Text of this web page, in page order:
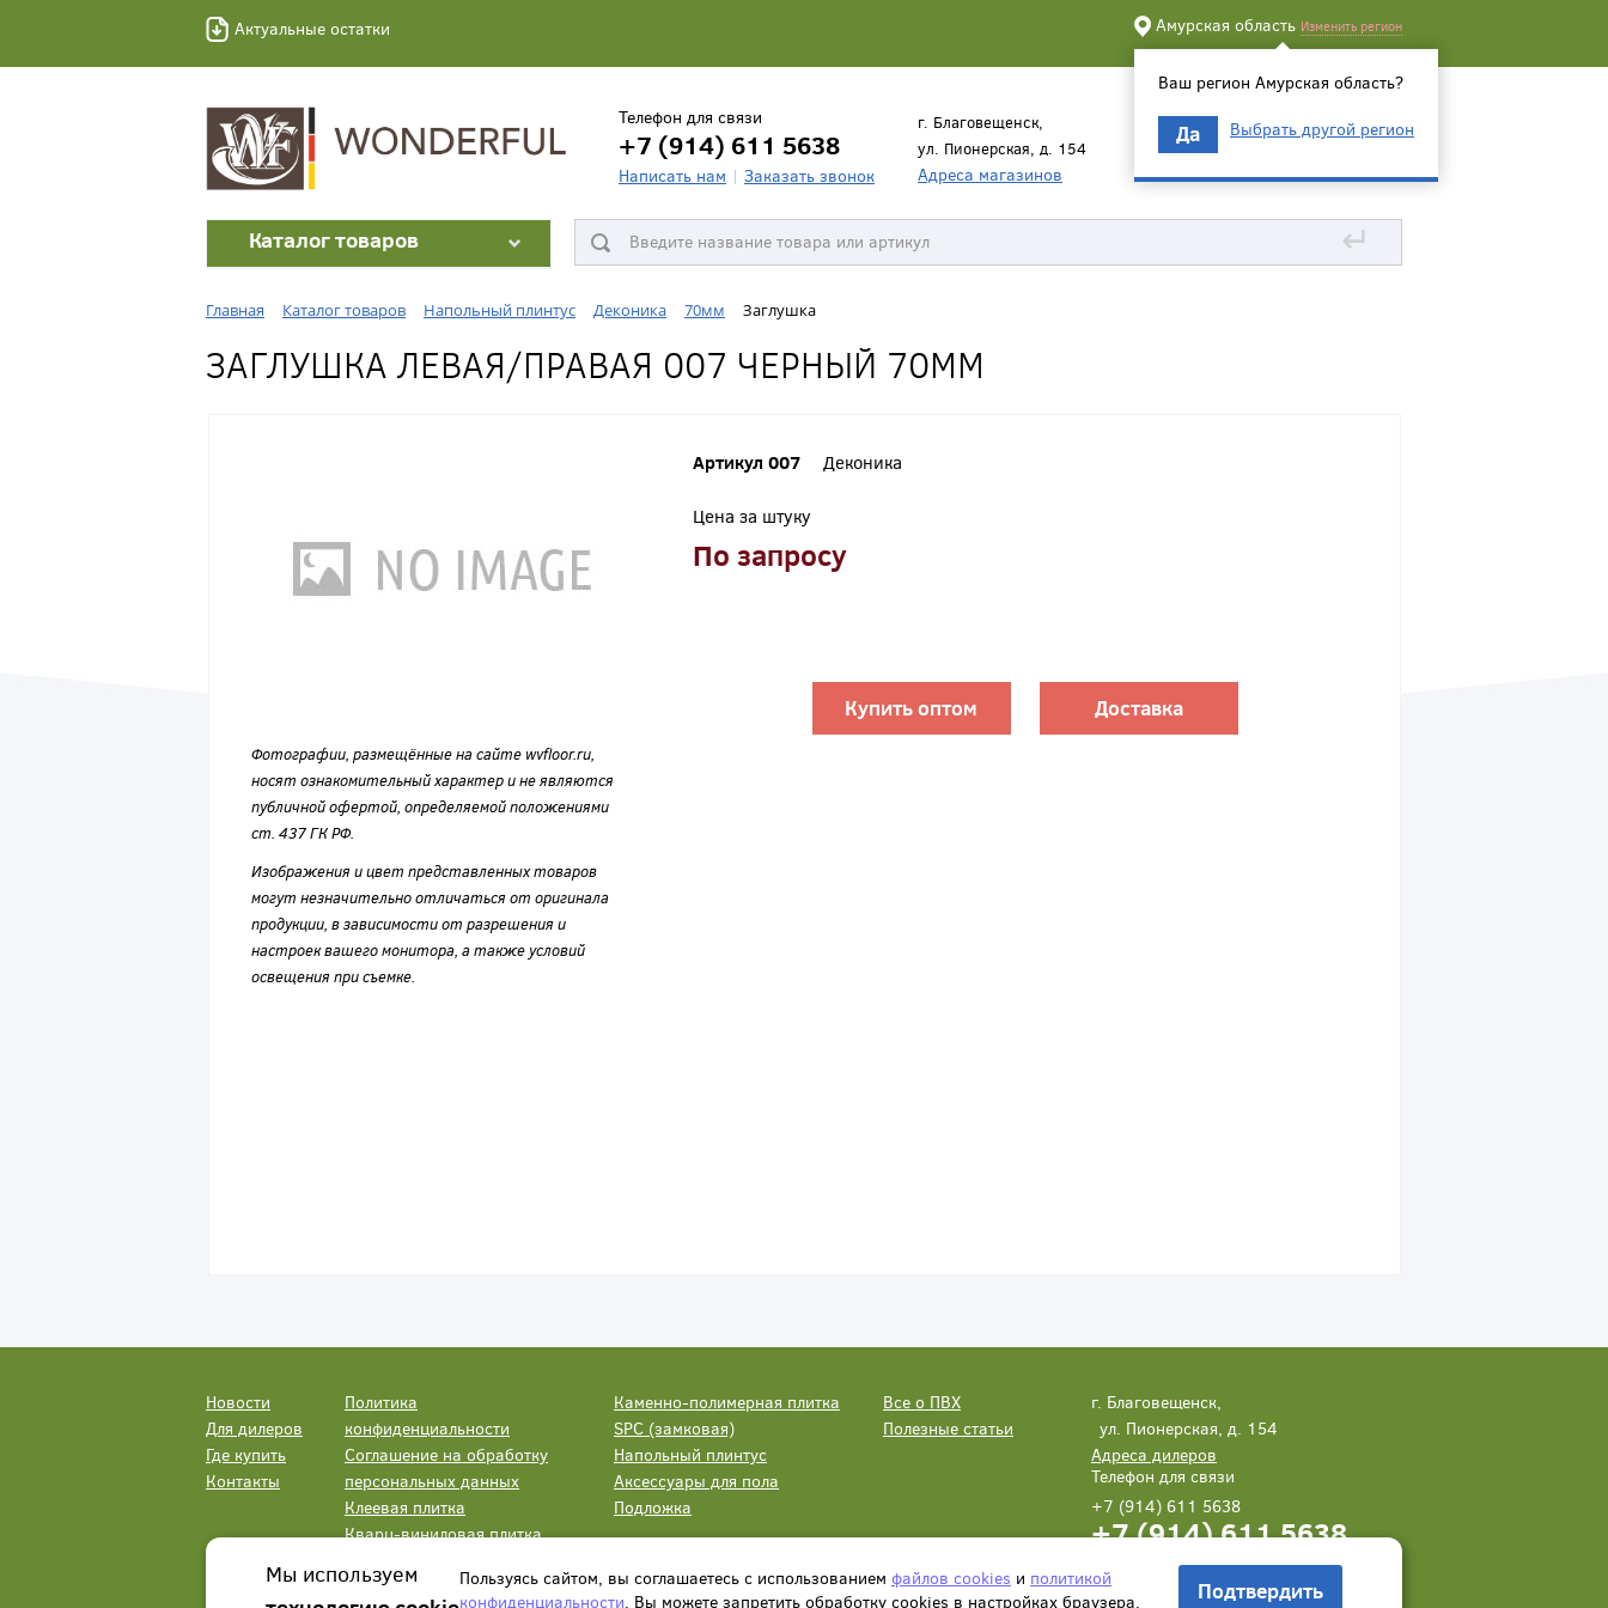
Актуальные остатки Амурская область Изменить регион
Ваш регион Амурская область?
Да Выбрать другой регион
Телефон для связи
+7 (914) 611 5638
Написать нам Заказать звонок
г. Благовещенск,
ул. Пионерская, д. 154
Адреса магазинов
Каталог товаров ↵
Главная Каталог товаров Напольный плинтус Деконика 70мм Заглушка
ЗАГЛУШКА ЛЕВАЯ/ПРАВАЯ 007 ЧЕРНЫЙ 70ММ
Фотографии, размещённые на сайте wvfloor.ru,
носят ознакомительный характер и не являются
публичной офертой, определяемой положениями
ст. 437 ГК РФ.
Изображения и цвет представленных товаров
могут незначительно отличаться от оригинала
продукции, в зависимости от разрешения и
настроек вашего монитора, а также условий
освещения при съемке.
Артикул 007 Деконика
Цена за штуку
По запросу
Купить оптом Доставка
Новости
Для дилеров
Где купить
Контакты
Политика
конфиденциальности
Соглашение на обработку
персональных данных
Клеевая плитка
Кварц-виниловая плитка
Каменно-полимерная плитка
SPC (замковая)
Напольный плинтус
Аксессуары для пола
Подложка
Все о ПВХ
Полезные статьи
г. Благовещенск,
ул. Пионерская, д. 154
Адреса дилеров
Телефон для связи
+7 (914) 611 5638
+7 (914) 611 5638
Написать нам Заказать звонок
Мы используем
Пользуясь сайтом, вы соглашаетесь с использованием файлов cookies и политикой
конфиденциальности. Вы можете запретить обработку сookies в настройках браузера. Подтвердить